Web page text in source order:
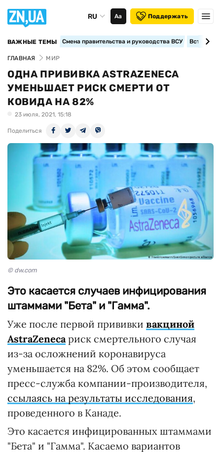
RU Аа Поддержать
ВАЖНЫЕ ТЕМЫ Смена правительства и руководства ВСУ
ГЛАВНАЯ МИР
ОДНА ПРИВИВКА ASTRAZENECA
УМЕНЬШАЕТ РИСК СМЕРТИ ОТ
КОВИДА НА 82%
23 июля, 2021, 15:18
Поделиться
© dw.com
Это касается случаев инфицирования
штаммами "Бета" и "Гамма".
Уже после первой прививки вакциной
AstraZeneca риск смертельного случая
из-за осложнений коронавируса
уменьшается на 82%. Об этом сообщает
пресс-служба компании-производителя,
ссылаясь на результаты исследования,
проведенного в Канаде.
Это касается инфицированных штаммами
"Бета" и "Гамма". Касаемо вариантов